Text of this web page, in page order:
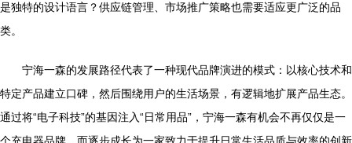
是独特的设计语言？供应链管理、市场推广策略也需要适应更广泛的品
类。
宁海一森的发展路径代表了一种现代品牌演进的模式：以核心技术和
特定产品建立口碑，然后围绕用户的生活场景，有逻辑地扩展产品生态。
通过将“电子科技”的基因注入“日常用品”，宁海一森有机会不再仅仅是一